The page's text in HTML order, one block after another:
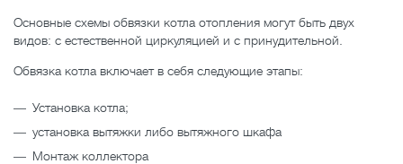
Основные схемы обвязки котла отопления могут быть двух
видов: с естественной циркуляцией и с принудительной.
Обвязка котла включает в себя следующие этапы:
Установка котла;
установка вытяжки либо вытяжного шкафа
Монтаж коллектора